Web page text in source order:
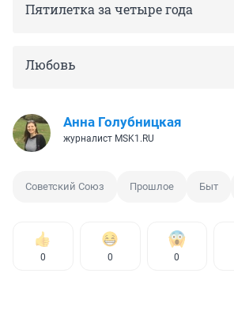
Пятилетка за четыре года
Любовь
Анна Голубницкая
журналист MSK1.RU
Советский Союз Прошлое Быт
0 0 0